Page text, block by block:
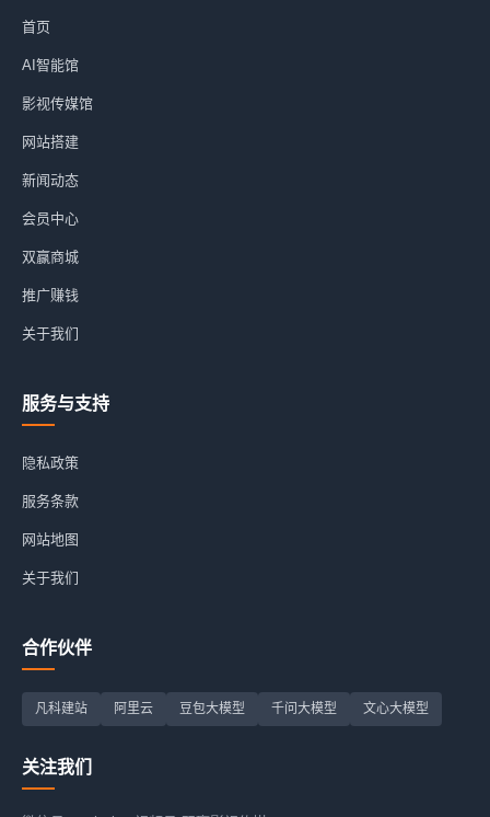
首页
AI智能馆
影视传媒馆
网站搭建
新闻动态
会员中心
双赢商城
推广赚钱
关于我们
服务与支持
隐私政策
服务条款
网站地图
关于我们
合作伙伴
凡科建站 阿里云 豆包大模型 千问大模型 文心大模型
关注我们